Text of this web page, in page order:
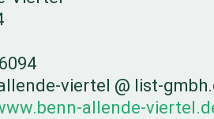
viertel @ list-
allende-